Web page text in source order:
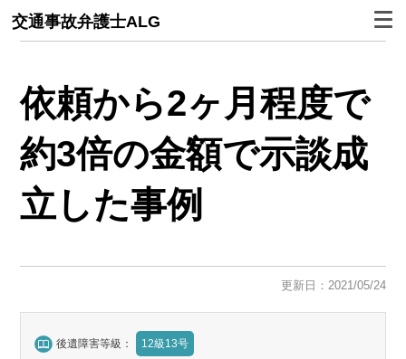
交通事故弁護士ALG
依頼から2ヶ月程度で
約3倍の金額で示談成
立した事例
更新日：2021/05/24
後遺障害等級： 12級13号